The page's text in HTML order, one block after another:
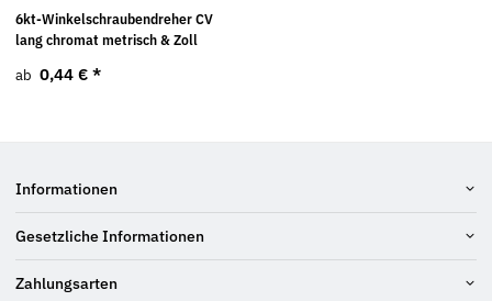
6kt-Winkelschraubendreher CV
lang chromat metrisch & Zoll
ab 0,44 € *
Informationen
Gesetzliche Informationen
Zahlungsarten